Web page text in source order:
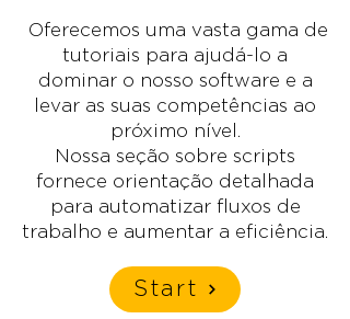
Oferecemos uma vasta gama de
tutoriais para ajudá-lo a
dominar o nosso software e a
levar as suas competências ao
próximo nível.
Nossa seção sobre scripts
fornece orientação detalhada
para automatizar fluxos de
trabalho e aumentar a eficiência.
Start